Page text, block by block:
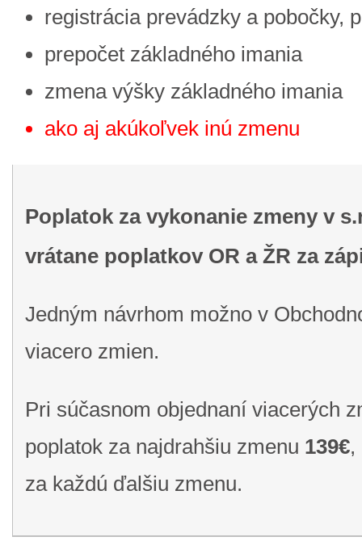
registrácia prevádzky a pobočky,
prepočet základného imania
zmena výšky základného imania
ako aj akúkoľvek inú zmenu
Poplatok za vykonanie zmeny v
vrátane poplatkov OR a ŽR za
Jedným návrhom možno v
viacero zmien.
Pri súčasnom objednaní viacerých
poplatok za najdrahšiu zmenu 139€,
za každú ďalšiu zmenu.